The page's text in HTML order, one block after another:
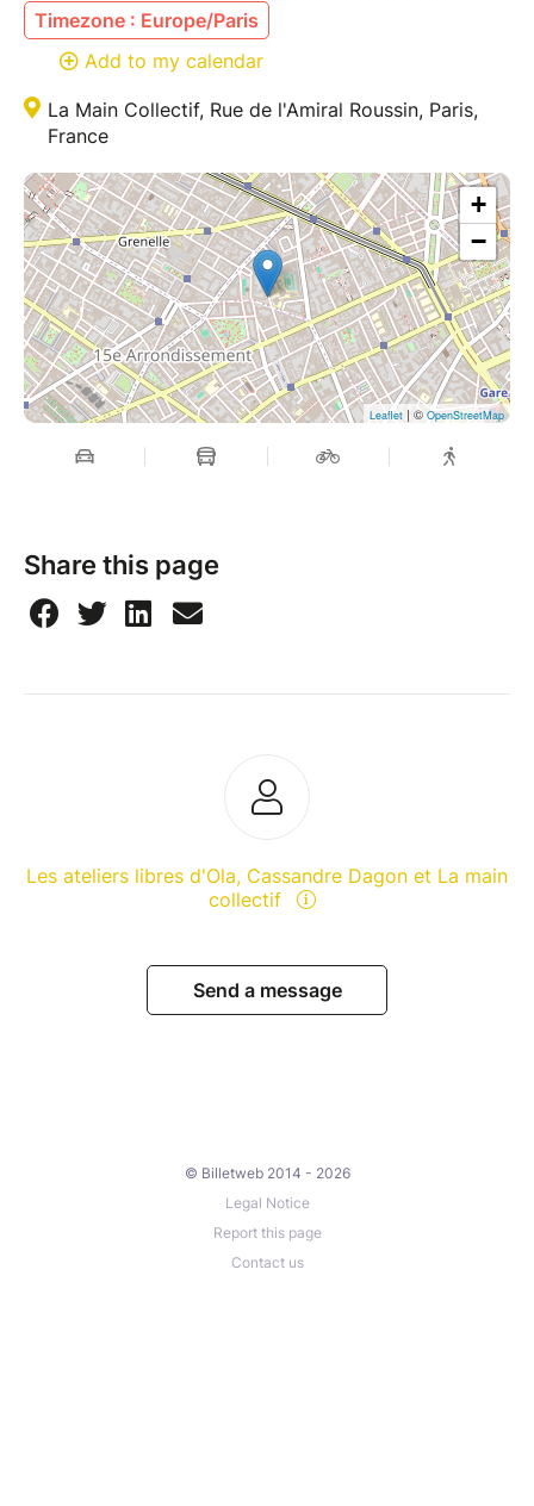
Timezone : Europe/Paris
Add to my calendar
La Main Collectif, Rue de l'Amiral Roussin, Paris,
France
+
−
Leaflet| ©OpenStreetMap
Share this page
Les ateliers libres d'Ola, Cassandre Dagon et La main
collectif
Send a message
© Billetweb 2014 - 2026
Legal Notice
Report this page
Contact us